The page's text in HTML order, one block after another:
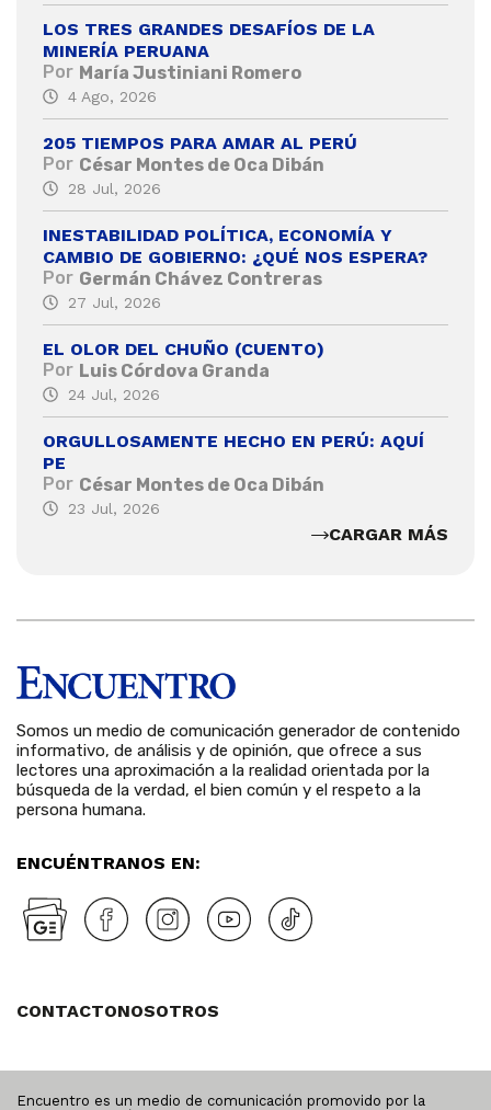
LOS TRES GRANDES DESAFÍOS DE LA
MINERÍA PERUANA
Por María Justiniani Romero
4 Ago, 2026
205 TIEMPOS PARA AMAR AL PERÚ
Por César Montes de Oca Dibán
28 Jul, 2026
INESTABILIDAD POLÍTICA, ECONOMÍA Y
CAMBIO DE GOBIERNO: ¿QUÉ NOS ESPERA?
Por Germán Chávez Contreras
27 Jul, 2026
EL OLOR DEL CHUÑO (CUENTO)
Por Luis Córdova Granda
24 Jul, 2026
ORGULLOSAMENTE HECHO EN PERÚ: AQUÍ
PE
Por César Montes de Oca Dibán
23 Jul, 2026
CARGAR MÁS
Somos un medio de comunicación generador de contenido
informativo, de análisis y de opinión, que ofrece a sus
lectores una aproximación a la realidad orientada por la
búsqueda de la verdad, el bien común y el respeto a la
persona humana.
ENCUÉNTRANOS EN:
CONTACTONOSOTROS
Encuentro es un medio de comunicación promovido por la